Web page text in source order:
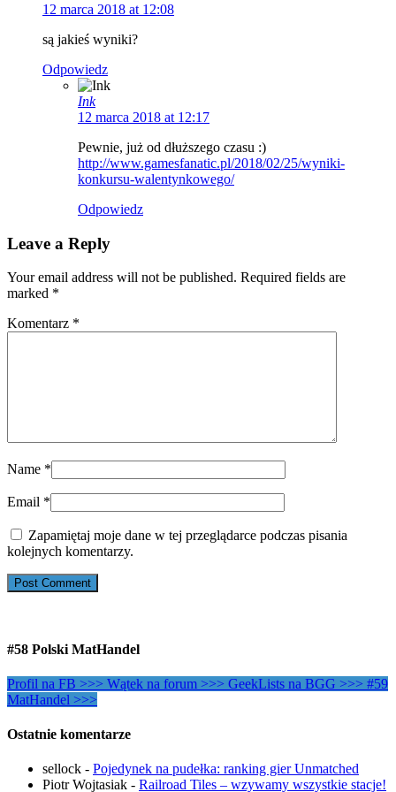
12 marca 2018 at 12:08
są jakieś wyniki?
Odpowiedz
Ink
12 marca 2018 at 12:17
Pewnie, już od dłuższego czasu :)
http://www.gamesfanatic.pl/2018/02/25/wyniki-
konkursu-walentynkowego/
Odpowiedz
Leave a Reply
Your email address will not be published. Required fields are
marked *
Komentarz *
Name *
Email *
Zapamiętaj moje dane w tej przeglądarce podczas pisania
kolejnych komentarzy.
#58 Polski MatHandel
Profil na FB >>> Wątek na forum >>> GeekLists na BGG >>> #59
MatHandel >>>
Ostatnie komentarze
sellock - Pojedynek na pudełka: ranking gier Unmatched
Piotr Wojtasiak - Railroad Tiles – wzywamy wszystkie stacje!